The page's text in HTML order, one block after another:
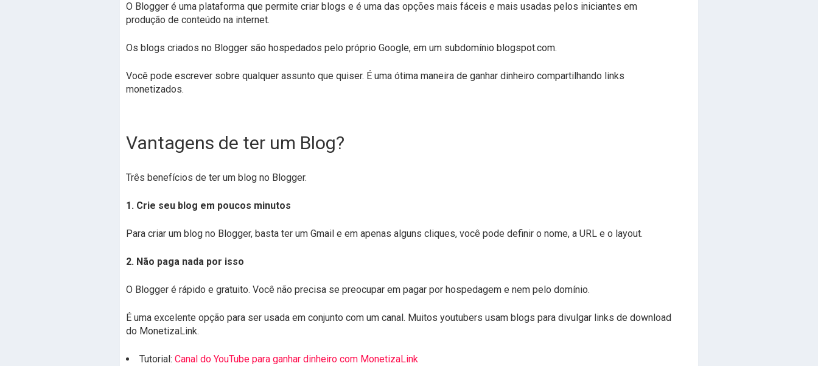
O Blogger é uma plataforma que permite criar blogs e é uma das opções mais fáceis e mais usadas pelos iniciantes em
produção de conteúdo na internet.
Os blogs criados no Blogger são hospedados pelo próprio Google, em um subdomínio blogspot.com.
Você pode escrever sobre qualquer assunto que quiser. É uma ótima maneira de ganhar dinheiro compartilhando links
monetizados.
Vantagens de ter um Blog?
Três benefícios de ter um blog no Blogger.
1. Crie seu blog em poucos minutos
Para criar um blog no Blogger, basta ter um Gmail e em apenas alguns cliques, você pode definir o nome, a URL e o layout.
2. Não paga nada por isso
O Blogger é rápido e gratuito. Você não precisa se preocupar em pagar por hospedagem e nem pelo domínio.
É uma excelente opção para ser usada em conjunto com um canal. Muitos youtubers usam blogs para divulgar links de download
do MonetizaLink.
Tutorial: Canal do YouTube para ganhar dinheiro com MonetizaLink